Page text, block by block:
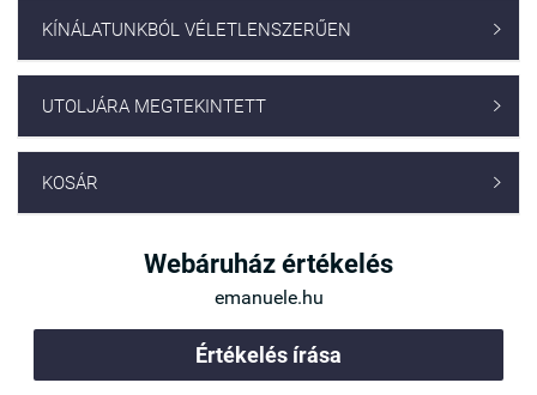
KÍNÁLATUNKBÓL VÉLETLENSZERŰEN 
UTOLJÁRA MEGTEKINTETT 
KOSÁR 
Webáruház értékelés
emanuele.hu
Értékelés írása